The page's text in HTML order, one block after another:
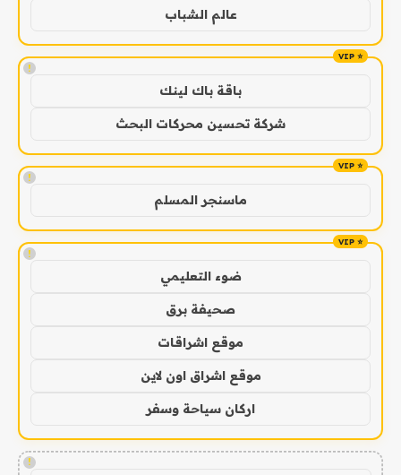
عالم الشباب
!
باقة باك لينك
شركة تحسين محركات البحث
!
ماسنجر المسلم
!
ضوء التعليمي
صحيفة برق
موقع اشراقات
موقع اشراق اون لاين
اركان سياحة وسفر
!